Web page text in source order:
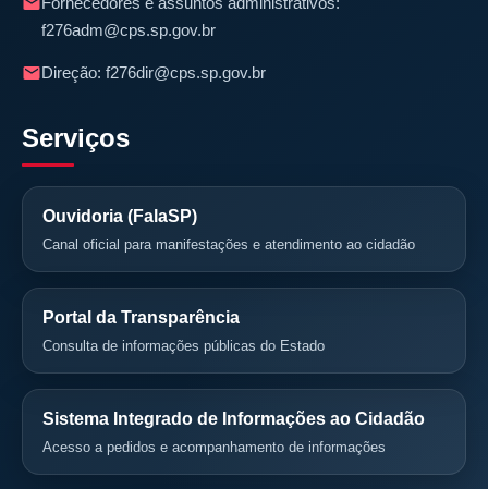
f276adm@cps.sp.gov.br
Direção: f276dir@cps.sp.gov.br
Serviços
Ouvidoria (FalaSP)
Canal oficial para manifestações e atendimento ao cidadão
Portal da Transparência
Consulta de informações públicas do Estado
Sistema Integrado de Informações ao Cidadão
Acesso a pedidos e acompanhamento de informações